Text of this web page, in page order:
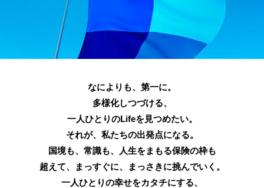
なによりも、第一に。
多様化しつづける、
一人ひとりのLifeを見つめたい。
それが、私たちの出発点になる。
国境も、常識も、人生をまもる保険の枠も
超えて、まっすぐに、まっさきに挑んでいく。
一人ひとりの幸せをカタチにする、